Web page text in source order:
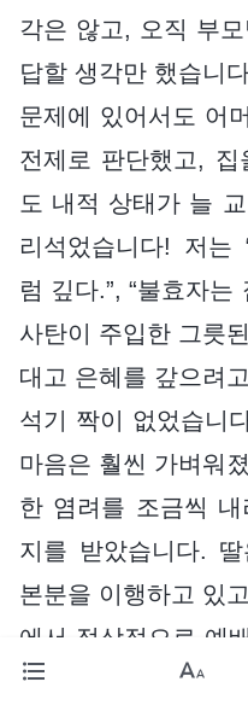
각은 않고, 오직 부
답할 생각만 했습니
문제에 있어서도 어
전제로 판단했고,
도 내적 상태가 늘
리석었습니다! 저는
럼 깊다.”, “불효자는
사탄이 주입한 그릇
대고 은혜를 갚으려
석기 짝이 없었습니
마음은 훨씬 가벼워
한 염려를 조금씩
지를 받았습니다.
본분을 이행하고 있
에서 정상적으로 예
을 보고 있다는 내